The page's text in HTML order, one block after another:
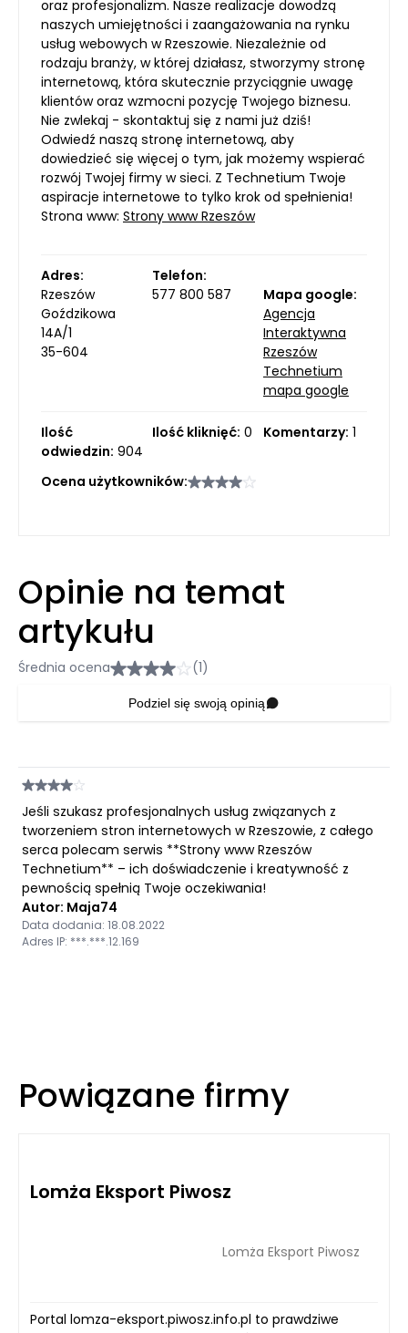
oraz profesjonalizm. Nasze realizacje dowodzą
naszych umiejętności i zaangażowania na rynku
usług webowych w Rzeszowie. Niezależnie od
rodzaju branży, w której działasz, stworzymy stronę
internetową, która skutecznie przyciągnie uwagę
klientów oraz wzmocni pozycję Twojego biznesu.
Nie zwlekaj - skontaktuj się z nami już dziś!
Odwiedź naszą stronę internetową, aby
dowiedzieć się więcej o tym, jak możemy wspierać
rozwój Twojej firmy w sieci. Z Technetium Twoje
aspiracje internetowe to tylko krok od spełnienia!
Strona www: Strony www Rzeszów
Adres:
Rzeszów
Goździkowa
14A/1
35-604
Telefon:
577 800 587
Mapa google:
Agencja
Interaktywna
Rzeszów
Technetium
mapa google
Ilość
odwiedzin: 904
Ilość kliknięć: 0 Komentarzy: 1
Ocena użytkowników:
Opinie na temat
artykułu
Średnia ocena (1)
Podziel się swoją opinią
Jeśli szukasz profesjonalnych usług związanych z
tworzeniem stron internetowych w Rzeszowie, z całego
serca polecam serwis **Strony www Rzeszów
Technetium** – ich doświadczenie i kreatywność z
pewnością spełnią Twoje oczekiwania!
Autor: Maja74
Data dodania: 18.08.2022
Adres IP: ***.***.12.169
Powiązane firmy
Lomża Eksport Piwosz
Lomża Eksport Piwosz
Portal lomza-eksport.piwosz.info.pl to prawdziwe